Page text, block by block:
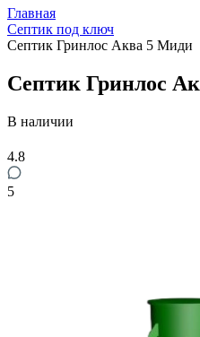
Главная
Септик под ключ
Септик Гринлос Аква 5 Миди
Септик Гринлос
В наличии
4.8
5